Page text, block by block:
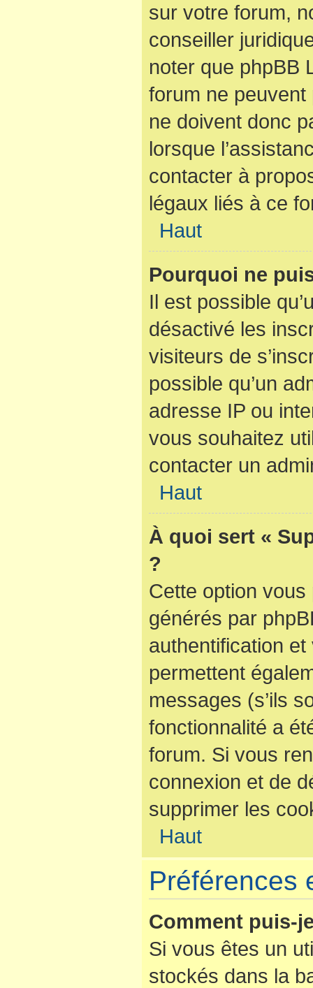
sur votre forum,
conseiller
noter que phpBB
forum ne peuvent
ne doivent donc
lorsque
contacter à
légaux liés à ce
Haut
Pourquoi ne
Il est possible
désactivé les
visiteurs de
possible qu’un
adresse IP ou
vous souhaitez
contacter un
Haut
À quoi sert «
?
Cette option vous
générés par
authentification
permettent
messages (s’ils
fonctionnalité a
forum. Si vous
connexion et de
supprimer les
Haut
Préférences
Comment puis-
Si vous êtes un
stockés dans la